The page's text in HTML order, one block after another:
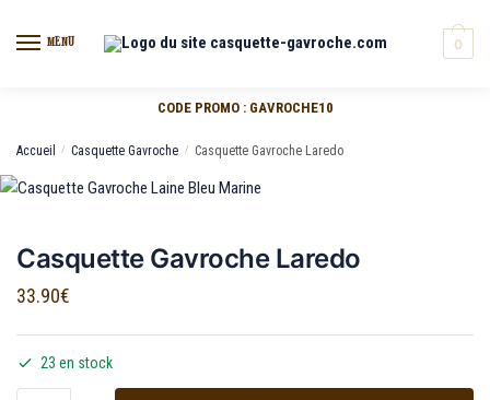
MENU 0
CODE PROMO : GAVROCHE10
Accueil / Casquette Gavroche / Casquette Gavroche Laredo
Casquette Gavroche Laredo
33.90€
23 en stock